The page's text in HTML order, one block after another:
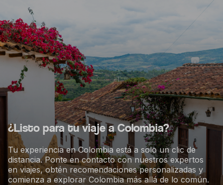
n
a
v
e
a
ó
n
¿Listo para tu viaje a Colombia?
Tu experiencia en Colombia está a solo un clic de
distancia. Ponte en contacto con nuestros expertos
en viajes, obtén recomendaciones personalizadas y
comienza a explorar Colombia más allá de lo común.